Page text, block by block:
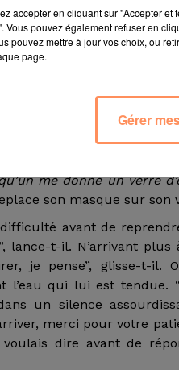
et de l'Égalité des
Auvergne-Rhône-
aux alentours de
Une scène surprenante
et de l’alternance,
: “Pardon, je
discours est
me donne un verre
son masque sur son
avant de
lance-t-il. N’arrivant
je pense”, glisse-t-il.
l’eau qui lui est
un silence
merci pour votre
dire avant de
accepter en cliquant sur "Accepter
Vous pouvez également refuser en
pouvez mettre à jour vos choix, ou
page.
Gérer